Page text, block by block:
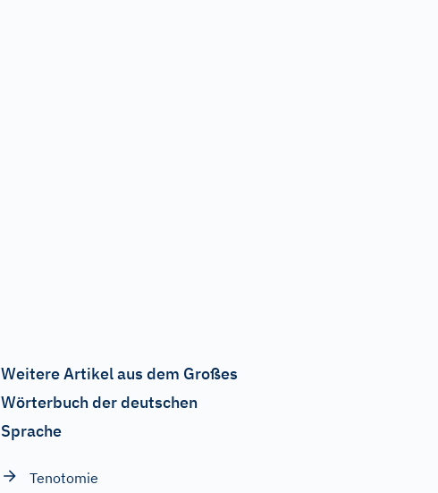
Weitere Artikel aus dem Großes
Wörterbuch der deutschen
Sprache
Tenotomie